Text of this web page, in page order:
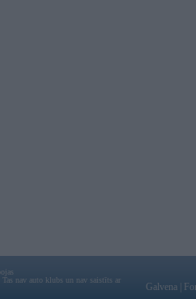
nav auto klubs un nav saistīts ar
Galvena